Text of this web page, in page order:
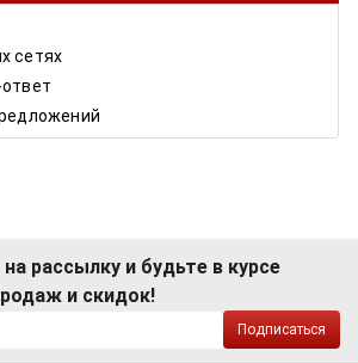
сетях
рассылку и будьте в курсе
и скидок!
Подписаться